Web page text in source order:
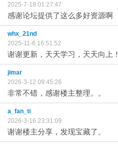
2025-7-18 01:27:47
感谢论坛提供了这么多好资源啊
whx_21nd
2025-11-6 16:51:52
谢谢更新，天天学习，天天向上！
jimar
2026-3-12 09:45:26
非常不错，感谢楼主整理。。
a_fan_ti
2026-3-16 23:31:09
谢谢楼主分享，发现宝藏了。